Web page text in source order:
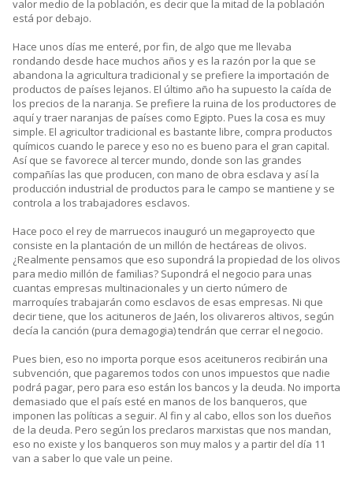
valor medio de la población, es decir que la mitad de la población
está por debajo.
Hace unos días me enteré, por fin, de algo que me llevaba
rondando desde hace muchos años y es la razón por la que se
abandona la agricultura tradicional y se prefiere la importación de
productos de países lejanos. El último año ha supuesto la caída de
los precios de la naranja. Se prefiere la ruina de los productores de
aquí y traer naranjas de países como Egipto. Pues la cosa es muy
simple. El agricultor tradicional es bastante libre, compra productos
químicos cuando le parece y eso no es bueno para el gran capital.
Así que se favorece al tercer mundo, donde son las grandes
compañías las que producen, con mano de obra esclava y así la
producción industrial de productos para le campo se mantiene y se
controla a los trabajadores esclavos.
Hace poco el rey de marruecos inauguró un megaproyecto que
consiste en la plantación de un millón de hectáreas de olivos.
¿Realmente pensamos que eso supondrá la propiedad de los olivos
para medio millón de familias? Supondrá el negocio para unas
cuantas empresas multinacionales y un cierto número de
marroquíes trabajarán como esclavos de esas empresas. Ni que
decir tiene, que los acituneros de Jaén, los olivareros altivos, según
decía la canción (pura demagogia) tendrán que cerrar el negocio.
Pues bien, eso no importa porque esos aceituneros recibirán una
subvención, que pagaremos todos con unos impuestos que nadie
podrá pagar, pero para eso están los bancos y la deuda. No importa
demasiado que el país esté en manos de los banqueros, que
imponen las políticas a seguir. Al fin y al cabo, ellos son los dueños
de la deuda. Pero según los preclaros marxistas que nos mandan,
eso no existe y los banqueros son muy malos y a partir del día 11
van a saber lo que vale un peine.